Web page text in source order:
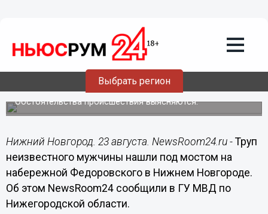
Выбрать регион
Тело мужчины обнаружили под мостом
на нижегородской набережной
Федоровского
Обстоятельства происшествия выясняются.
Нижний Новгород. 23 августа. NewsRoom24.ru - Труп
неизвестного мужчины нашли под мостом на
набережной Федоровского в Нижнем Новгороде.
Об этом NewsRoom24 сообщили в ГУ МВД по
Нижегородской области.